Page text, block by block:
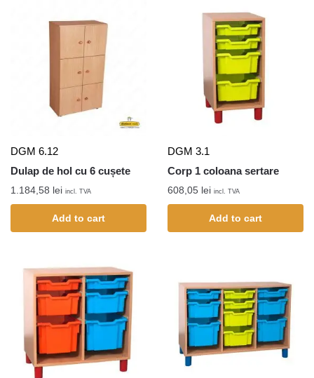
DGM 6.12
Dulap de hol cu 6 cușete
1.184,58 lei incl. TVA
Add to cart
DGM 3.1
Corp 1 coloana sertare
608,05 lei incl. TVA
Add to cart